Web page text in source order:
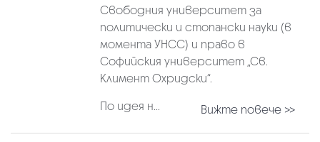
Свободния университет за
политически и стопански науки (в
момента УНСС) и право в
Софийския университет „Св.
Климент Охридски“.
По идея н...
Вижте повече >>